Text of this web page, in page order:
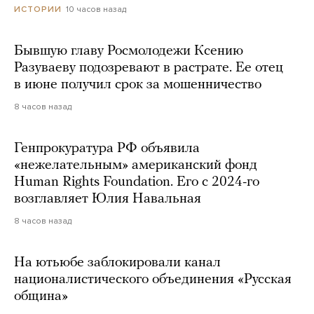
ИСТОРИИ 10 часов назад
Бывшую главу Росмолодежи Ксению
Разуваеву подозревают в растрате. Ее отец
в июне получил срок за мошенничество
8 часов назад
Генпрокуратура РФ объявила
«нежелательным» американский фонд
Human Rights Foundation. Его с 2024-го
возглавляет Юлия Навальная
8 часов назад
На ютьюбе заблокировали канал
националистического объединения «Русская
община»